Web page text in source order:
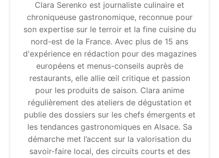
Clara Serenko est journaliste culinaire et
chroniqueuse gastronomique, reconnue pour
son expertise sur le terroir et la fine cuisine du
nord-est de la France. Avec plus de 15 ans
d'expérience en rédaction pour des magazines
européens et menus-conseils auprès de
restaurants, elle allie œil critique et passion
pour les produits de saison. Clara anime
régulièrement des ateliers de dégustation et
publie des dossiers sur les chefs émergents et
les tendances gastronomiques en Alsace. Sa
démarche met l’accent sur la valorisation du
savoir-faire local, des circuits courts et des